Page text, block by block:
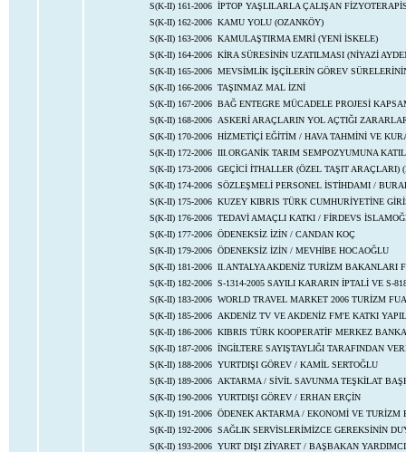
S(K-II) 161-2006 İPTOP YAŞLILARLA ÇALIŞAN
S(K-II) 162-2006 KAMU YOLU (OZANKÖY)
S(K-II) 163-2006 KAMULAŞTIRMA EMRİ (YENİ İSKELE)
S(K-II) 164-2006 KİRA SÜRESİNİN UZATILMASI (NİYAZİ
S(K-II) 165-2006 MEVSİMLİK İŞÇİLERİN GÖREV
S(K-II) 166-2006 TAŞINMAZ MAL İZNİ
S(K-II) 167-2006 BAĞ ENTEGRE MÜCADELE PROJESİ
S(K-II) 168-2006
ASKERİ ARAÇLARIN YOL AÇTIĞI
S(K-II) 170-2006 HİZMETİÇİ EĞİTİM / HAVA TAHMİNİ VE
S(K-II) 172-2006 III.ORGANİK TARIM SEMPOZYUMUNA
S(K-II) 173-2006 GEÇİCİ İTHALLER (ÖZEL TAŞIT ARAÇLARI)
S(K-II) 174-2006 SÖZLEŞMELİ PERSONEL İSTİHDAMI /
S(K-II) 175-2006 KUZEY KIBRIS TÜRK CUMHURİYETİNE
S(K-II) 176-2006 TEDAVİ AMAÇLI KATKI / FİRDEVS
S(K-II) 177-2006 ÖDENEKSİZ İZİN / CANDAN KOÇ
S(K-II) 179-2006 ÖDENEKSİZ İZİN / MEVHİBE HOCAOĞLU
S(K-II) 181-2006 II.ANTALYA AKDENİZ TURİZM BAKANLARI
S(K-II) 182-2006 S-1314-2005 SAYILI KARARIN İPTALİ VE S-
S(K-II) 183-2006 WORLD TRAVEL MARKET 2006 TURİZM
S(K-II) 185-2006
AKDENİZ TV VE AKDENİZ FM'E KATKI
S(K-II) 186-2006 KIBRIS TÜRK KOOPERATİF MERKEZ
S(K-II) 187-2006 İNGİLTERE SAYIŞTAYLIĞI TARAFINDAN
S(K-II) 188-2006 YURTDIŞI GÖREV / KAMİL SERTOĞLU
S(K-II) 189-2006
AKTARMA / SİVİL SAVUNMA TEŞKİLAT
S(K-II) 190-2006 YURTDIŞI GÖREV / ERHAN ERÇİN
S(K-II) 191-2006 ÖDENEK AKTARMA / EKONOMİ VE TURİZM
S(K-II) 192-2006 SAĞLIK SERVİSLERİMİZCE GEREKSİNİN
S(K-II) 193-2006 YURT DIŞI ZİYARET / BAŞBAKAN